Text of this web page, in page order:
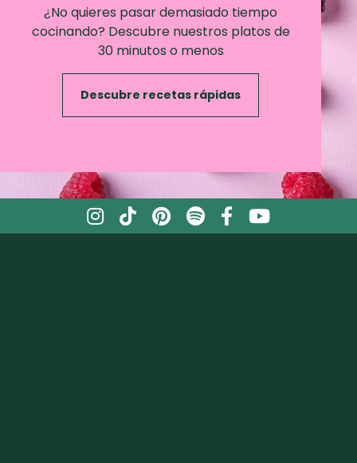
¿No quieres pasar demasiado tiempo
cocinando? Descubre nuestros platos de
30 minutos o menos
Descubre recetas rápidas